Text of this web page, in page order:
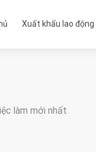
Xuất khẩu lao động
làm mới nhất